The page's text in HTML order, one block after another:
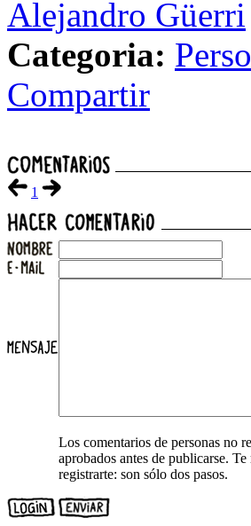
Alejandro Güerri
Categoria:
Compartir
1
Los comentarios de personas no
aprobados antes de publicarse.
registrarte: son sólo dos pasos.